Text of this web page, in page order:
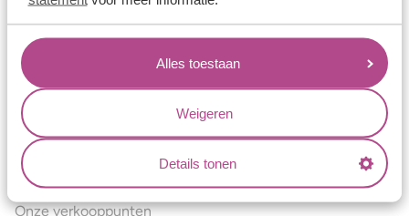
Alles toestaan
Weigeren
Details tonen
Blogs
Jouw voordelen
Conflictvrije Materialen
Oneindig veel mogelijkheden
Kwaliteit
Juweliers & Contact
Onze verkooppunten